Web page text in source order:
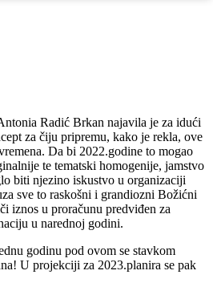
Radić Brkan najavila je za idući
za čiju pripremu, kako je rekla, ove
Da bi 2022.godine to mogao
te tematski homogenije, jamstvo
biti njezino iskustvo u organizaciji
sve to raskošni i grandiozni Božićni
iznos u proračunu predviđen za
u narednoj godini.
godinu pod ovom se stavkom
U projekciji za 2023.planira se pak